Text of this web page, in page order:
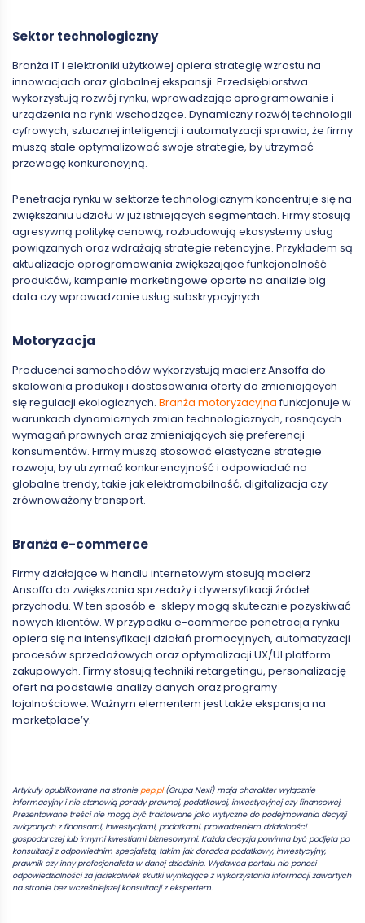
Sektor technologiczny
Branża IT i elektroniki użytkowej opiera strategię wzrostu na
innowacjach oraz globalnej ekspansji. Przedsiębiorstwa
wykorzystują rozwój rynku, wprowadzając oprogramowanie i
urządzenia na rynki wschodzące. Dynamiczny rozwój technologii
cyfrowych, sztucznej inteligencji i automatyzacji sprawia, że firmy
muszą stale optymalizować swoje strategie, by utrzymać
przewagę konkurencyjną.
Penetracja rynku w sektorze technologicznym koncentruje się na
zwiększaniu udziału w już istniejących segmentach. Firmy stosują
agresywną politykę cenową, rozbudowują ekosystemy usług
powiązanych oraz wdrażają strategie retencyjne. Przykładem są
aktualizacje oprogramowania zwiększające funkcjonalność
produktów, kampanie marketingowe oparte na analizie big
data czy wprowadzanie usług subskrypcyjnych
Motoryzacja
Producenci samochodów wykorzystują macierz Ansoffa do
skalowania produkcji i dostosowania oferty do zmieniających
się regulacji ekologicznych. Branża motoryzacyjna funkcjonuje w
warunkach dynamicznych zmian technologicznych, rosnących
wymagań prawnych oraz zmieniających się preferencji
konsumentów. Firmy muszą stosować elastyczne strategie
rozwoju, by utrzymać konkurencyjność i odpowiadać na
globalne trendy, takie jak elektromobilność, digitalizacja czy
zrównoważony transport.
Branża e-commerce
Firmy działające w handlu internetowym stosują macierz
Ansoffa do zwiększania sprzedaży i dywersyfikacji źródeł
przychodu. W ten sposób e-sklepy mogą skutecznie pozyskiwać
nowych klientów. W przypadku e-commerce penetracja rynku
opiera się na intensyfikacji działań promocyjnych, automatyzacji
procesów sprzedażowych oraz optymalizacji UX/UI platform
zakupowych. Firmy stosują techniki retargetingu, personalizację
ofert na podstawie analizy danych oraz programy
lojalnościowe. Ważnym elementem jest także ekspansja na
marketplace’y.
Artykuły opublikowane na stroniepep.pl(Grupa Nexi) mają charakter wyłącznie
informacyjny i nie stanowią porady prawnej, podatkowej, inwestycyjnej czy finansowej.
Prezentowane treści nie mogą być traktowane jako wytyczne do podejmowania decyzji
związanych z finansami, inwestycjami, podatkami, prowadzeniem działalności
gospodarczej lub innymi kwestiami biznesowymi. Każda decyzja powinna być podjęta po
konsultacji z odpowiednim specjalistą, takim jak doradca podatkowy, inwestycyjny,
prawnik czy inny profesjonalista w danej dziedzinie. Wydawca portalu nie ponosi
odpowiedzialności za jakiekolwiek skutki wynikające z wykorzystania informacji zawartych
na stronie bez wcześniejszej konsultacji z ekspertem.